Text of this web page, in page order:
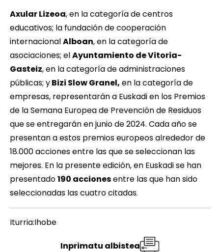
Axular Lizeoa, en la categoría de centros
educativos; la fundación de cooperación
internacionalAlboan, en la categoría de
asociaciones; elAyuntamiento de Vitoria-
Gasteiz, en la categoría de administraciones
públicas; yBizi Slow Granel, en la categoría de
empresas, representarán a Euskadi en los Premios
de la Semana Europea de Prevención de Residuos
que se entregarán en junio de 2024. Cada año se
presentan a estos premios europeos alrededor de
18.000 acciones entre las que se seleccionan las
mejores. En la presente edición, en Euskadi se han
presentado190 accionesentre las que han sido
seleccionadas las cuatro citadas.
Iturria:Ihobe
Inprimatu albistea